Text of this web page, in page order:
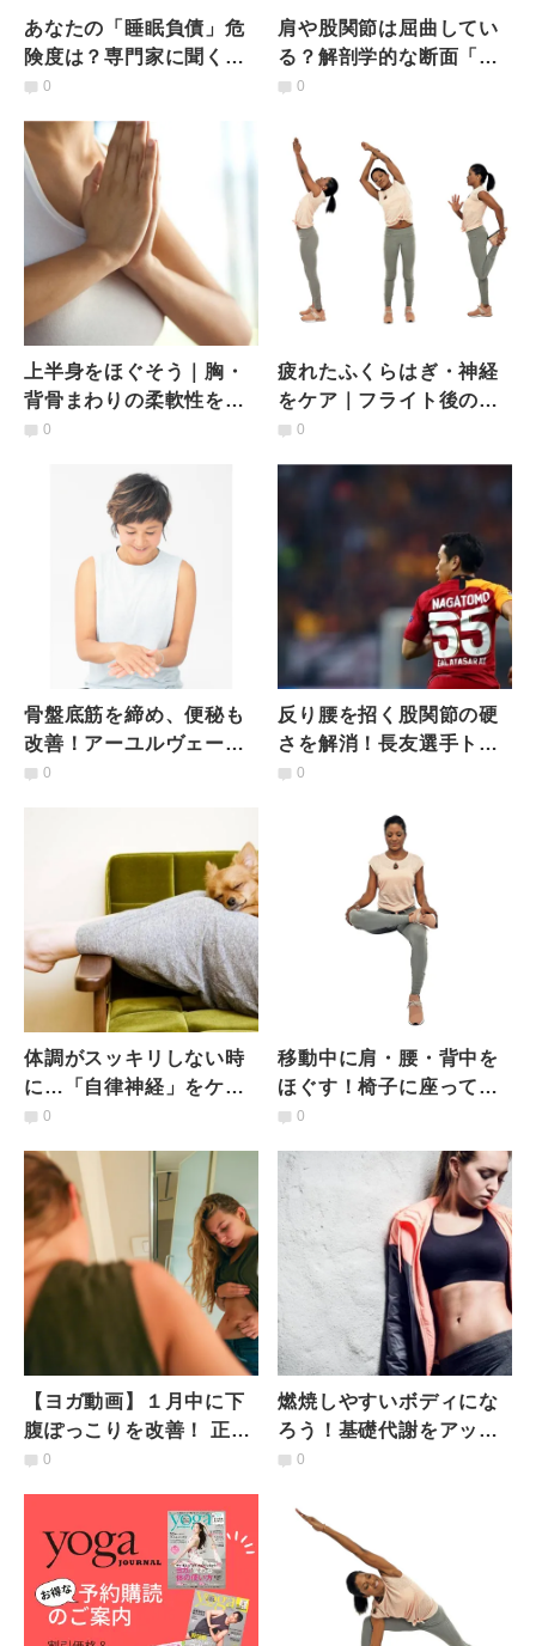
あなたの「睡眠負債」危
険度は？専門家に聞くリ
スクと対策法
0
肩や股関節は屈曲してい
る？解剖学的な断面「矢
状面」を理解しよう
0
上半身をほぐそう｜胸・
背骨まわりの柔軟性を高
めるストレッチ5選
0
疲れたふくらはぎ・神経
をケア｜フライト後のこ
わばりをほぐすヨガポー
0
骨盤底筋を締め、便秘も
改善！アーユルヴェーダ
式「膣マッサージ」を始
0
反り腰を招く股関節の硬
さを解消！長友選手トレ
ーナー直伝のアスリート
0
体調がスッキリしない時
に…「自律神経」をケア
するメソッド５選
0
移動中に肩・腰・背中を
ほぐす！椅子に座って行
う５つのヨガポーズ
0
【ヨガ動画】１月中に下
腹ぽっこりを改善！ 正月
太りを解消！ 簡単すぎる
0
燃焼しやすいボディにな
ろう！基礎代謝をアップ
するメソッド５選
0